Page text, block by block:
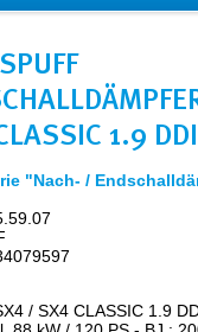
1.9
"Nach- /
/ SX4 CLASSIC 1.9